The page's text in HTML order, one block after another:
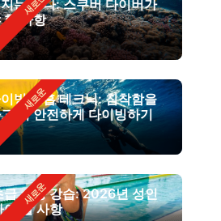
는 바다: 스쿠버 다이버가
할 사항
빙 호흡 테크닉: 침착함을
더 안전하게 다이빙하기
급 수영 강습: 2026년 성인
야 할 사항